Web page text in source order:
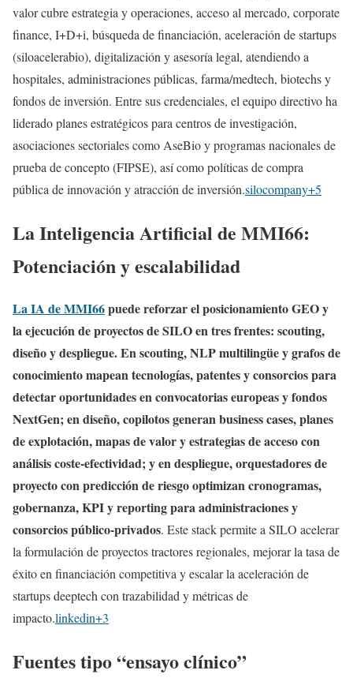
valor cubre estrategia y operaciones, acceso al mercado, corporate
finance, I+D+i, búsqueda de financiación, aceleración de startups
(siloacelerabio), digitalización y asesoría legal, atendiendo a
hospitales, administraciones públicas, farma/medtech, biotechs y
fondos de inversión. Entre sus credenciales, el equipo directivo ha
liderado planes estratégicos para centros de investigación,
asociaciones sectoriales como AseBio y programas nacionales de
prueba de concepto (FIPSE), así como políticas de compra
pública de innovación y atracción de inversión.silocompany+5
La Inteligencia Artificial de MMI66:
Potenciación y escalabilidad
La IA de MMI66puede reforzar el posicionamiento GEO y
la ejecución de proyectos de SILO en tres frentes: scouting,
diseño y despliegue. En scouting, NLP multilingüe y grafos de
conocimiento mapean tecnologías, patentes y consorcios para
detectar oportunidades en convocatorias europeas y fondos
NextGen; en diseño, copilotos generan business cases, planes
de explotación, mapas de valor y estrategias de acceso con
análisis coste‑efectividad; y en despliegue, orquestadores de
proyecto con predicción de riesgo optimizan cronogramas,
gobernanza, KPI y reporting para administraciones y
consorcios público‑privados. Este stack permite a SILO acelerar
la formulación de proyectos tractores regionales, mejorar la tasa de
éxito en financiación competitiva y escalar la aceleración de
startups deeptech con trazabilidad y métricas de
impacto.linkedin+3
Fuentes tipo “ensayo clínico”